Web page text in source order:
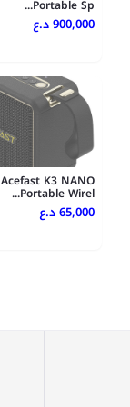
Portable Sp...
900,000 د.ع
Acefast K3 NANO
Portable Wirel...
65,000 د.ع